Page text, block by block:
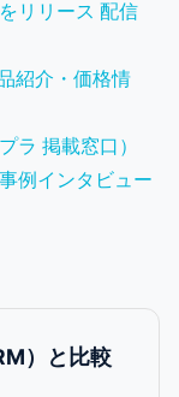
リリース 配信
紹介・価格情
ラ 掲載窓口）
例インタビュー
）と比較